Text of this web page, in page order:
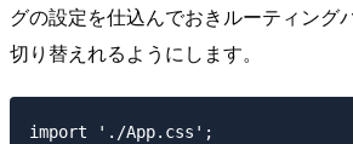
グの設定を仕込んでおきルーティング
切り替えれるようにします。
import './App.css';